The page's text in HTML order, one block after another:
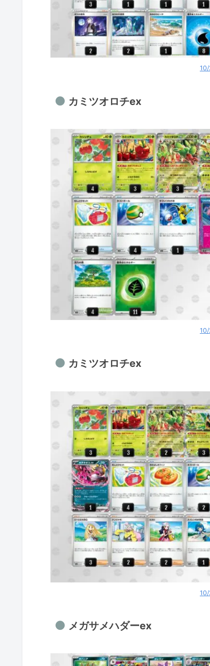
メガフシギバナex
メガルカリオex
ヒビキのバクフーン
シロナのガブリアスex
フーディン
10/24【金】優勝デッキ
メガリザードンex
リザードンex
ラウドボーンex
グレンアルマex
ダイオウドウex
ガチグマアカツキ
ガチグマアカツキ
ロケット団のミュウツ
メガサメハダーex
メガルカリオex
シロナのガブリアスex
シロナのガブリアスex
フーディン
フーディン
ヒビキのバクフーン
テラスタルバレット
10/23【木】優勝デッキ
サザンドラex＋エース
マスカーニャex
メガヘラクロスex
メガユキノオーex
ヤドキング
カミツオロチex
カミツオロチex
メガサメハダーex